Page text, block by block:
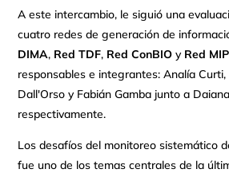
A este intercambio, le siguió una
cuatro redes de generación de
DIMA, Red TDF, Red ConBIO y Red MIP
responsables e integrantes: Analía Curti,
Dall'Orso y Fabián Gamba junto a
respectivamente.
Los desafíos del monitoreo sistemático
fue uno de los temas centrales de la